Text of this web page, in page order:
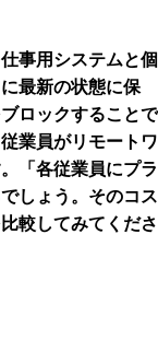
事用システムと個
最新の状態に保
ロックすることで
業員がリモートワ
「各従業員にプラ
しょう。そのコス
較してみてくださ